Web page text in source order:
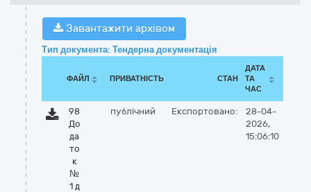
Завантажити архівом
Тип документа: Тендерна документація
ФАЙЛ ПРИВАТНІСТЬ СТАН
ДАТА
ТА
ЧАС
98
До
да
то
к
№
1 д
публічний Експортовано:
28-04-
2026,
15:06:10